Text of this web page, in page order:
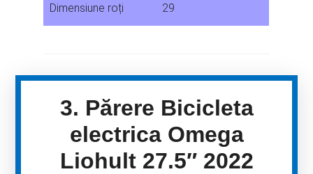
Dimensiune roți 29
3. Părere Bicicleta
electrica Omega
Liohult 27.5″ 2022